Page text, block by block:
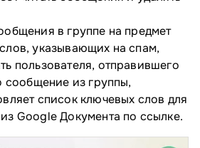
в группе на предмет
указывающих на спам,
пользователя, отправившего
сообщение из группы,
список ключевых слов для
Google Документа по ссылке.